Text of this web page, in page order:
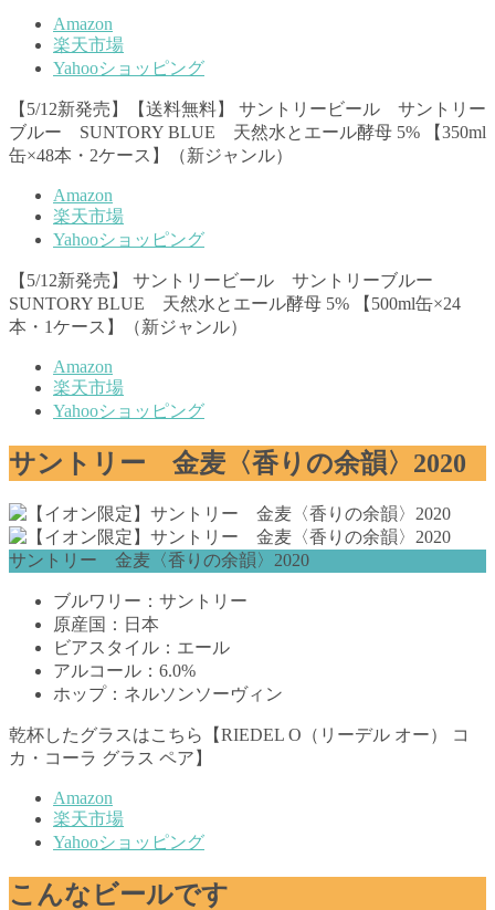
Amazon
楽天市場
Yahooショッピング
【5/12新発売】【送料無料】 サントリービール サントリー
ブルー SUNTORY BLUE 天然水とエール酵母 5% 【350ml
缶×48本・2ケース】（新ジャンル）
Amazon
楽天市場
Yahooショッピング
【5/12新発売】 サントリービール サントリーブルー
SUNTORY BLUE 天然水とエール酵母 5% 【500ml缶×24
本・1ケース】（新ジャンル）
Amazon
楽天市場
Yahooショッピング
サントリー 金麦〈香りの余韻〉2020
サントリー 金麦〈香りの余韻〉2020
ブルワリー：サントリー
原産国：日本
ビアスタイル：エール
アルコール：6.0%
ホップ：ネルソンソーヴィン
乾杯したグラスはこちら【RIEDEL O（リーデル オー） コ
カ・コーラ グラス ペア】
Amazon
楽天市場
Yahooショッピング
こんなビールです